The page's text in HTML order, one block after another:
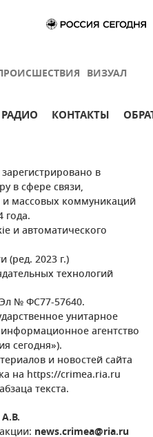
ВИЗУАЛ
РАДИО КОНТАКТЫ
в
в сфере связи,
массовых коммуникаций
года.
и автоматического
(ред. 2023 г.)
технологий
№ ФС77-57640.
унитарное
агентство
сегодня»).
и новостей сайта
на https://crimea.ria.ru
текста.
news.crimea@ria.ru